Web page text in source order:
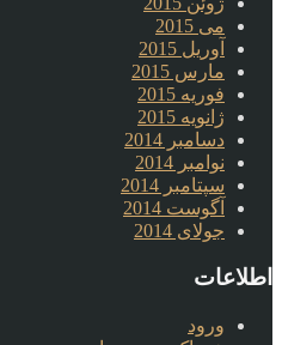
می 2015
آوریل 2015
مارس 2015
فوریه 2015
ژانویه 2015
دسامبر 2014
نوامبر 2014
سپتامبر 2014
آگوست 2014
جولای 2014
اطلاعات
ورود